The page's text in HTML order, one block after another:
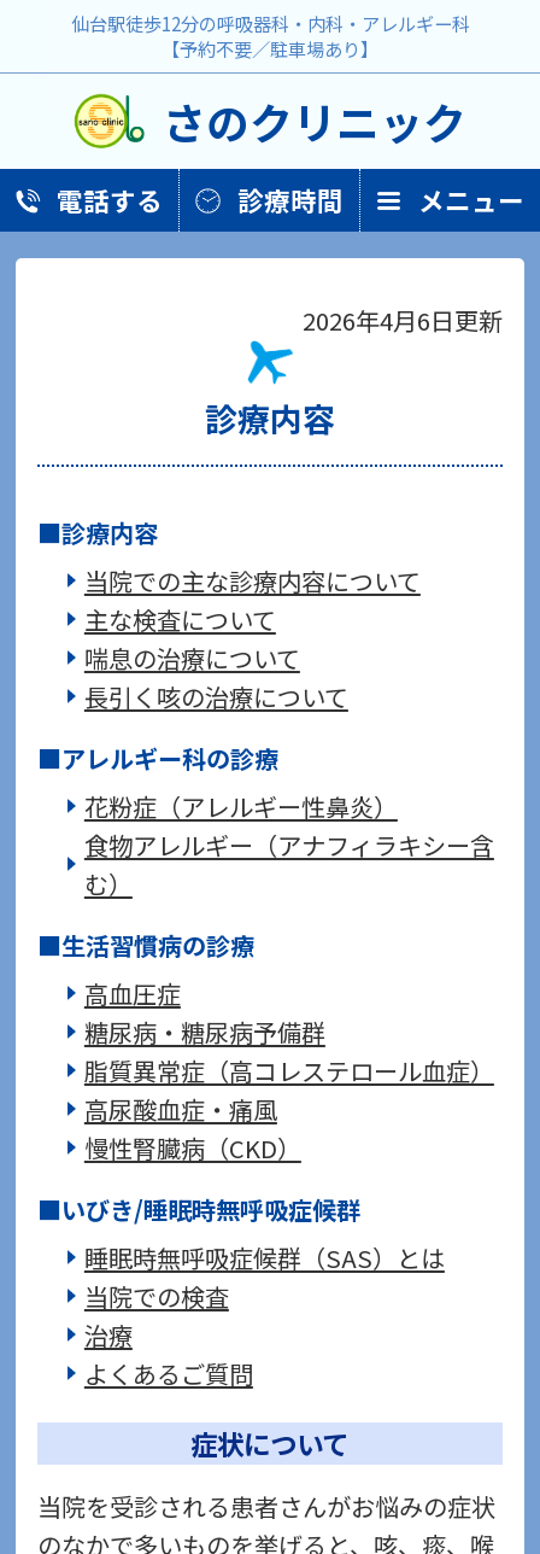
仙台駅徒歩12分の呼吸器科・内科・アレルギー科
【予約不要／駐車場あり】
さのクリニック
電話する 診療時間 メニュー
2026年4月6日更新
診療内容
診療内容
当院での主な診療内容について
主な検査について
喘息の治療について
長引く咳の治療について
アレルギー科の診療
花粉症（アレルギー性鼻炎）
食物アレルギー（アナフィラキシー含
む）
生活習慣病の診療
高血圧症
糖尿病・糖尿病予備群
脂質異常症（高コレステロール血症）
高尿酸血症・痛風
慢性腎臓病（CKD）
いびき/睡眠時無呼吸症候群
睡眠時無呼吸症候群（SAS）とは
当院での検査
治療
よくあるご質問
症状について
当院を受診される患者さんがお悩みの症状
のなかで多いものを挙げると、咳、痰、喉